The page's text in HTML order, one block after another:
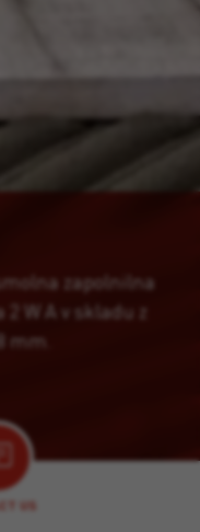
zapolnilna
W A v skladu z
mm.
US